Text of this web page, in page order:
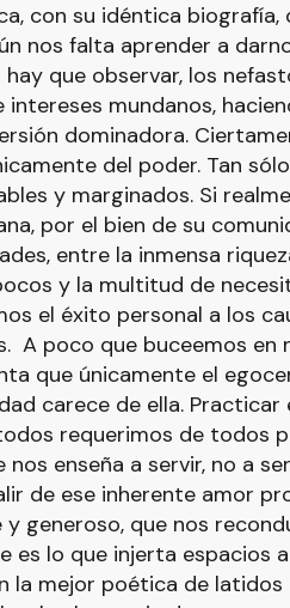
con su idéntica biografía,
nos falta aprender a
que observar, los
mundanos,
dominadora.
del poder. Tan
y marginados. Si
por el bien de su
entre la inmensa
y la multitud de
el éxito personal a los
A poco que buceemos en
que únicamente el
carece de ella. Practicar
requerimos de todos
enseña a servir, no a
de ese inherente amor
generoso, que nos
es lo que injerta espacios
la mejor poética de latidos